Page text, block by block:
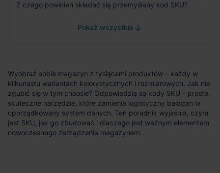
Z czego powinien składać się przemyślany kod SKU?
Pokaż wszystkie
Wyobraź sobie magazyn z tysiącami produktów – każdy w
kilkunastu wariantach kolorystycznych i rozmiarowych. Jak nie
zgubić się w tym chaosie? Odpowiedzią są kody SKU – proste,
skuteczne narzędzie, które zamienia logistyczny bałagan w
uporządkowany system danych. Ten poradnik wyjaśnia, czym
jest SKU, jak go zbudować i dlaczego jest ważnym elementem
nowoczesnego zarządzania magazynem.